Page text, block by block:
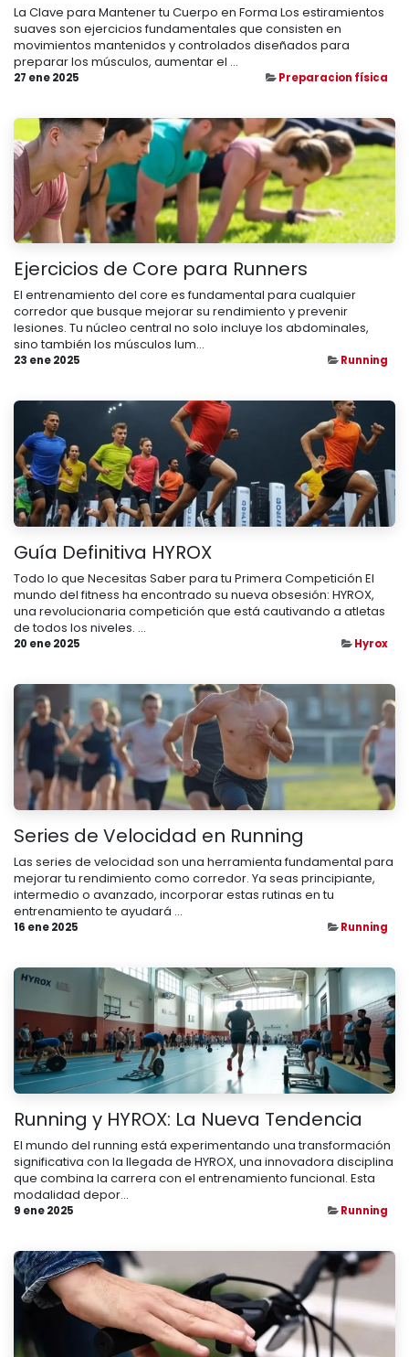
La Clave para Mantener tu Cuerpo en Forma Los estiramientos
suaves son ejercicios fundamentales que consisten en
movimientos mantenidos y controlados diseñados para
preparar los músculos, aumentar el ...
27 ene 2025 Preparacion física
Ejercicios de Core para Runners
El entrenamiento del core es fundamental para cualquier
corredor que busque mejorar su rendimiento y prevenir
lesiones. Tu núcleo central no solo incluye los abdominales,
sino también los músculos lum...
23 ene 2025 Running
Guía Definitiva HYROX
Todo lo que Necesitas Saber para tu Primera Competición El
mundo del fitness ha encontrado su nueva obsesión: HYROX,
una revolucionaria competición que está cautivando a atletas
de todos los niveles. ...
20 ene 2025 Hyrox
Series de Velocidad en Running
Las series de velocidad son una herramienta fundamental para
mejorar tu rendimiento como corredor. Ya seas principiante,
intermedio o avanzado, incorporar estas rutinas en tu
entrenamiento te ayudará ...
16 ene 2025 Running
Running y HYROX: La Nueva Tendencia
El mundo del running está experimentando una transformación
significativa con la llegada de HYROX, una innovadora disciplina
que combina la carrera con el entrenamiento funcional. Esta
modalidad depor...
9 ene 2025 Running